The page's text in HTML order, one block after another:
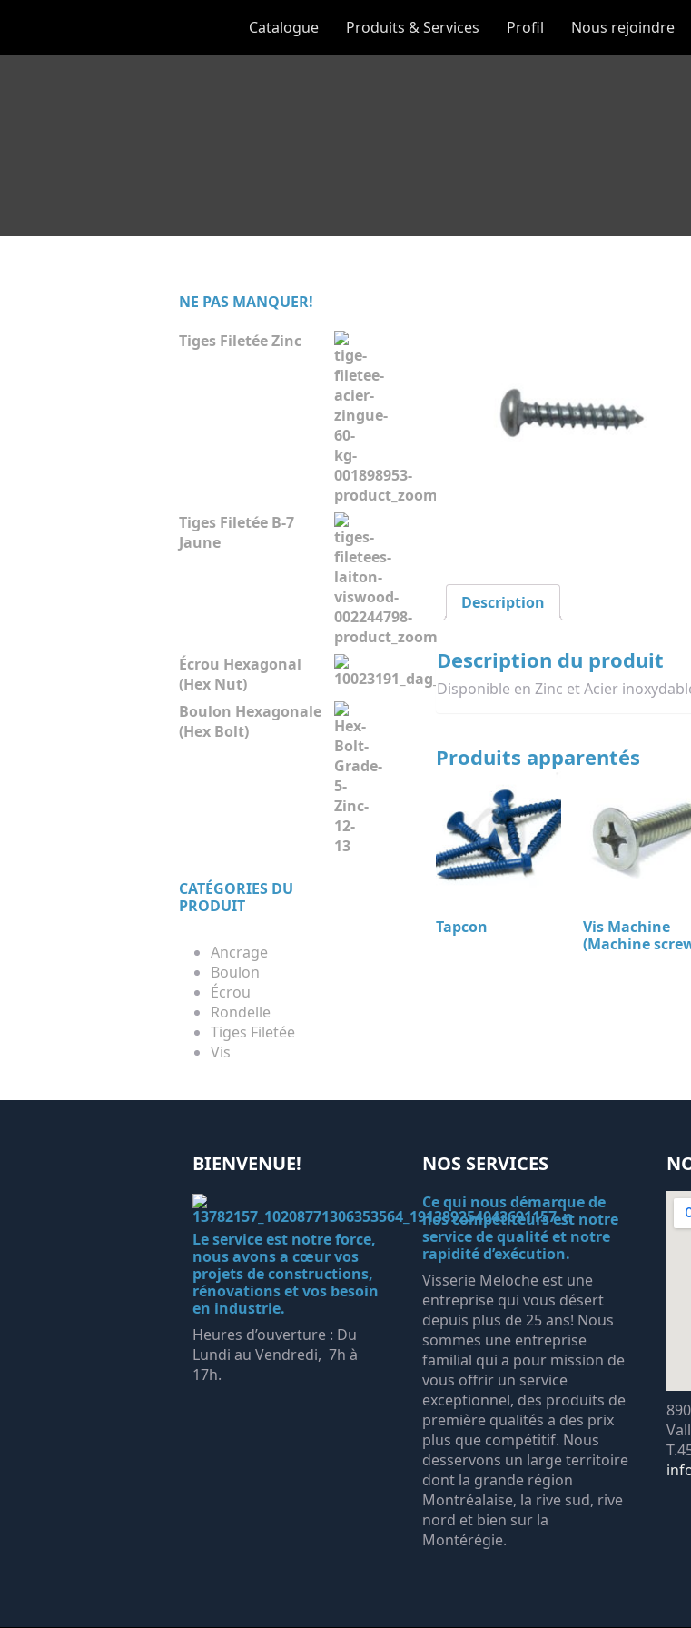
Catalogue Produits & Services Profil Nous rejoindre
NE PAS MANQUER!
Tiges Filetée Zinc
Tiges Filetée B-7
Jaune
Écrou Hexagonal
(Hex Nut)
Boulon Hexagonale
(Hex Bolt)
CATÉGORIES DU
PRODUIT
Ancrage
Boulon
Écrou
Rondelle
Tiges Filetée
Vis
Description
Description du produit
Disponible en Zinc et Acier
Produits apparentés
Tapcon
Vis Machine
(Machine
BIENVENUE!
Le service est notre force,
nous avons a cœur vos
projets de constructions,
rénovations et vos besoin
en industrie.
Heures d’ouverture : Du
Lundi au Vendredi, 7h à
17h.
NOS SERVICES
Ce qui nous démarque de
nos compétiteurs est notre
service de qualité et notre
rapidité d’exécution.
Visserie Meloche est une
entreprise qui vous désert
depuis plus de 25 ans! Nous
sommes une entreprise
familial qui a pour mission de
vous offrir un service
exceptionnel, des produits de
première qualités a des prix
plus que compétitif. Nous
desservons un large territoire
dont la grande région
Montréalaise, la rive sud, rive
nord et bien sur la
Montérégie.